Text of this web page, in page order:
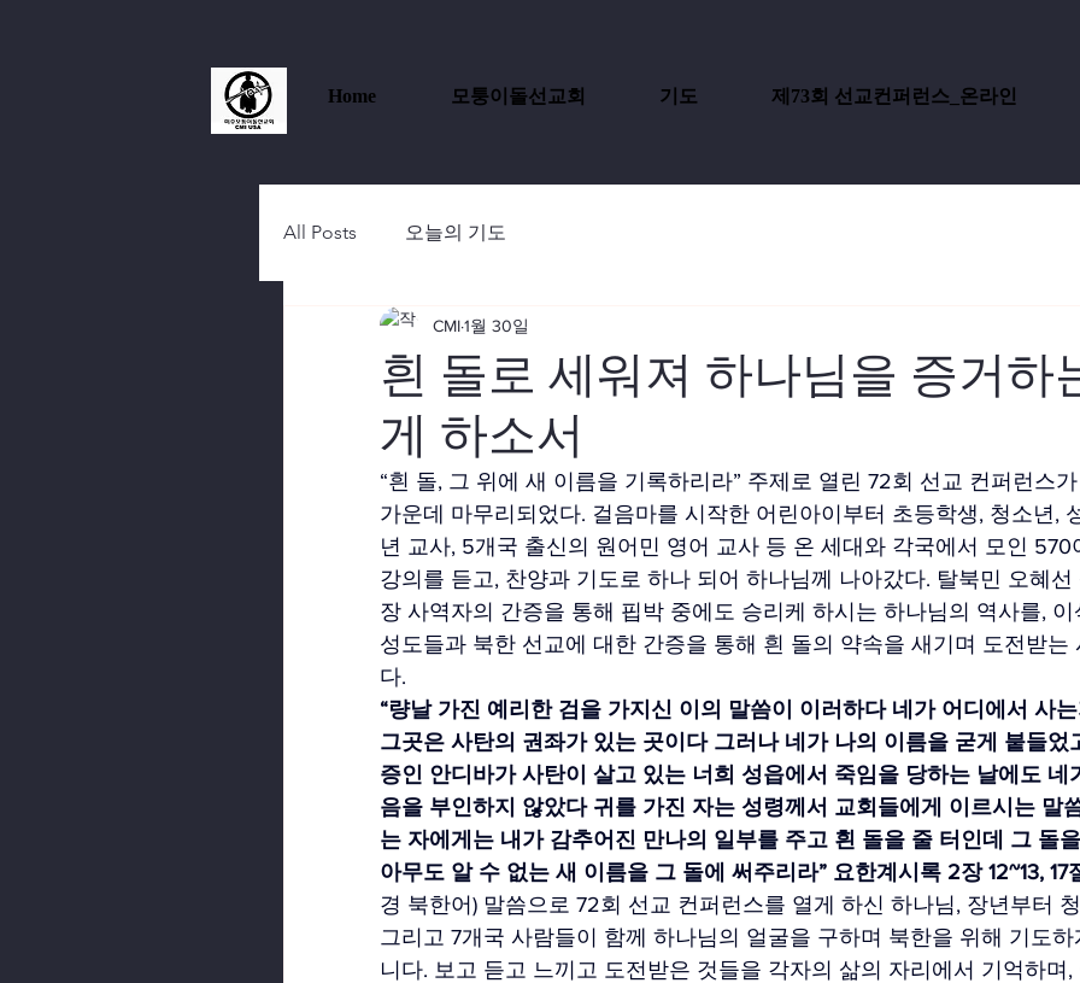
Home 모퉁이돌선교회 기도 제73회 선교컨퍼런스_온라인
All Posts 오늘의 기도
흰 돌로 세워져 하나님을 증거하
게 하소서
CMI1월 30일
“흰 돌, 그 위에 새 이름을 기록하리라” 주제로 열린 72회 선교 컨퍼런스
가운데 마무리되었다. 걸음마를 시작한 어린아이부터 초등학생, 청소년,
년 교사, 5개국 출신의 원어민 영어 교사 등 온 세대와 각국에서 모인 570
강의를 듣고, 찬양과 기도로 하나 되어 하나님께 나아갔다. 탈북민 오혜선
장 사역자의 간증을 통해 핍박 중에도 승리케 하시는 하나님의 역사를,
성도들과 북한 선교에 대한 간증을 통해 흰 돌의 약속을 새기며 도전받는
다.
“량날 가진 예리한 검을 가지신 이의 말씀이 이러하다 네가 어디에서 사
그곳은 사탄의 권좌가 있는 곳이다 그러나 네가 나의 이름을 굳게 붙들었
증인 안디바가 사탄이 살고 있는 너희 성읍에서 죽임을 당하는 날에도 네
음을 부인하지 않았다 귀를 가진 자는 성령께서 교회들에게 이르시는 말
는 자에게는 내가 감추어진 만나의 일부를 주고 흰 돌을 줄 터인데 그 돌
아무도 알 수 없는 새 이름을 그 돌에 써주리라” 요한계시록 2장 12~13, 17
경 북한어) 말씀으로 72회 선교 컨퍼런스를 열게 하신 하나님, 장년부터
그리고 7개국 사람들이 함께 하나님의 얼굴을 구하며 북한을 위해 기도
니다. 보고 듣고 느끼고 도전받은 것들을 각자의 삶의 자리에서 기억하며